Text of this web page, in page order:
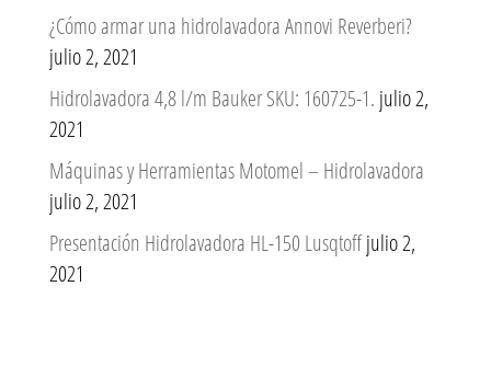
¿Cómo armar una hidrolavadora Annovi Reverberi?
julio 2, 2021
Hidrolavadora 4,8 l/m Bauker SKU: 160725-1. julio 2,
2021
Máquinas y Herramientas Motomel – Hidrolavadora
julio 2, 2021
Presentación Hidrolavadora HL-150 Lusqtoffjulio 2,
2021